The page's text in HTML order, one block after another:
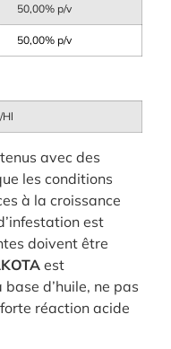
50,00% p/v
50,00% p/v
Hl
avec des
les conditions
à la croissance
est
doivent être
est
d’huile, ne pas
réaction acide